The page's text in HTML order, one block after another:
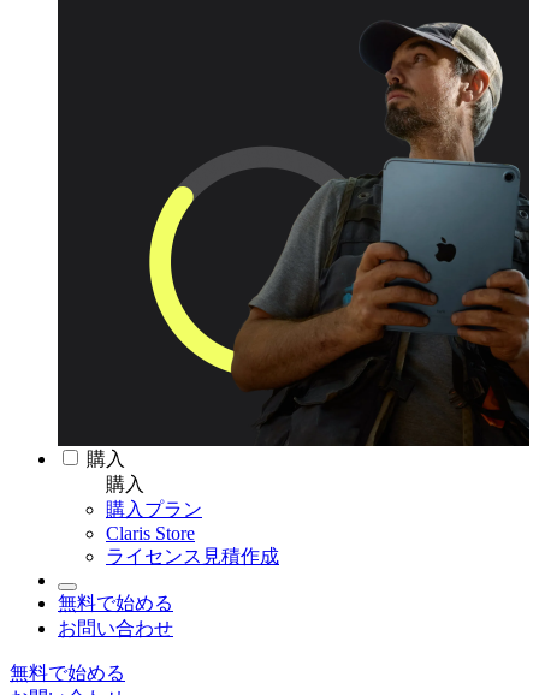
購入
購入
購入プラン
Claris Store
ライセンス見積作成
無料で始める
お問い合わせ
無料で始める